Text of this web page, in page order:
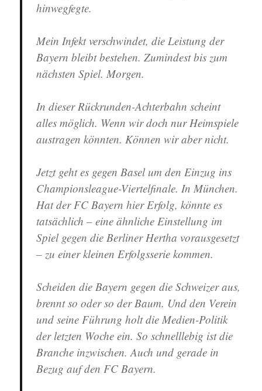
hinwegfegte.
Mein Infekt verschwindet, die Leistung der
Bayern bleibt bestehen. Zumindest bis zum
nächsten Spiel. Morgen.
In dieser Rückrunden-Achterbahn scheint
alles möglich. Wenn wir doch nur Heimspiele
austragen könnten. Können wir aber nicht.
Jetzt geht es gegen Basel um den Einzug ins
Championsleague-Viertelfinale. In München.
Hat der FC Bayern hier Erfolg, könnte es
tatsächlich – eine ähnliche Einstellung im
Spiel gegen die Berliner Hertha vorausgesetzt
– zu einer kleinen Erfolgsserie kommen.
Scheiden die Bayern gegen die Schweizer aus,
brennt so oder so der Baum. Und den Verein
und seine Führung holt die Medien-Politik
der letzten Woche ein. So schnelllebig ist die
Branche inzwischen. Auch und gerade in
Bezug auf den FC Bayern.